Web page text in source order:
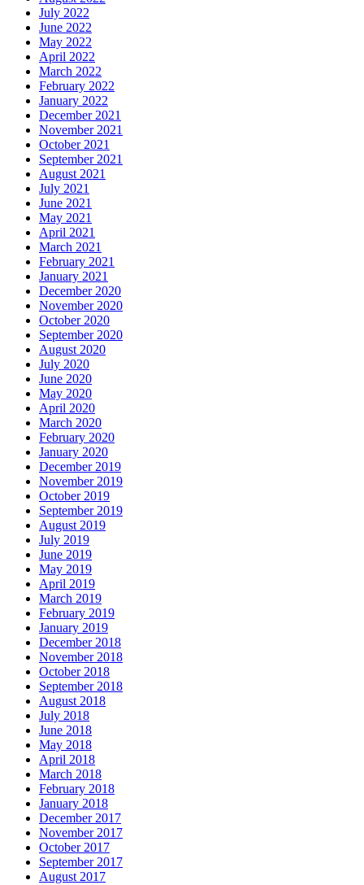
July 2022
June 2022
May 2022
April 2022
March 2022
February 2022
January 2022
December 2021
November 2021
October 2021
September 2021
August 2021
July 2021
June 2021
May 2021
April 2021
March 2021
February 2021
January 2021
December 2020
November 2020
October 2020
September 2020
August 2020
July 2020
June 2020
May 2020
April 2020
March 2020
February 2020
January 2020
December 2019
November 2019
October 2019
September 2019
August 2019
July 2019
June 2019
May 2019
April 2019
March 2019
February 2019
January 2019
December 2018
November 2018
October 2018
September 2018
August 2018
July 2018
June 2018
May 2018
April 2018
March 2018
February 2018
January 2018
December 2017
November 2017
October 2017
September 2017
August 2017